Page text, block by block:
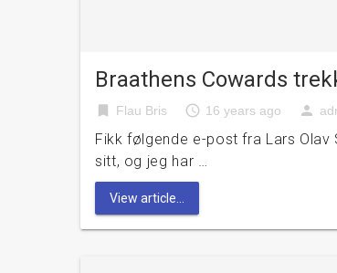
Braathens Cowards
bookmark Flau Bris access_time 16 years ago person
Fikk følgende e-post fra Lars Olav
sitt, og jeg har …
View article...